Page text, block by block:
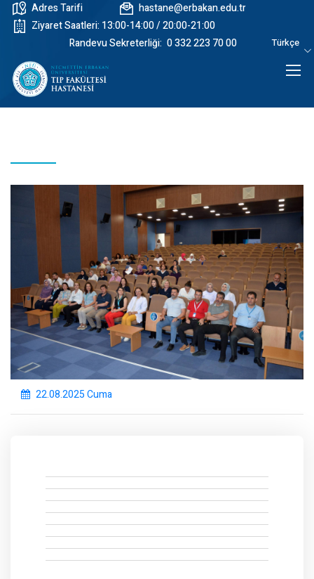
Adres Tarifi
hastane@erbakan.edu.tr
Ziyaret Saatleri: 13:00-14:00 / 20:00-21:00
Randevu Sekreterliği: 0 332 223 70 00 Türkçe
22.08.2025 Cuma